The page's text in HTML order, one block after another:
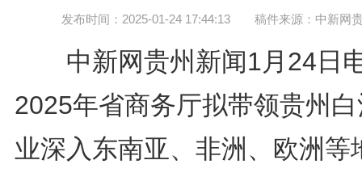
发布时间：2025-01-24 17:44:13 稿件来源：中新网
中新网贵州新闻1月24日
2025年省商务厅拟带领贵州
业深入东南亚、非洲、欧洲等